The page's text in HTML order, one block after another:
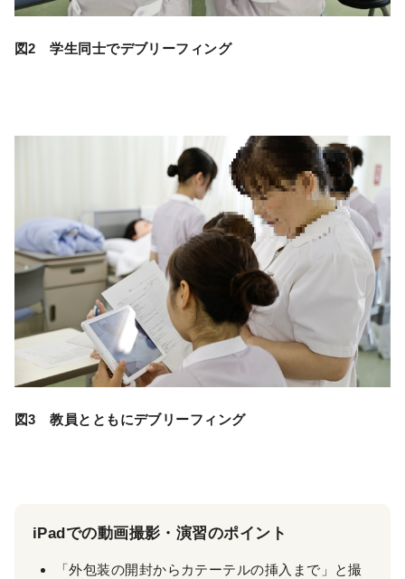
図2 学生同士でデブリーフィング
図3 教員とともにデブリーフィング
iPadでの動画撮影・演習のポイント
「外包装の開封からカテーテルの挿入まで」と撮